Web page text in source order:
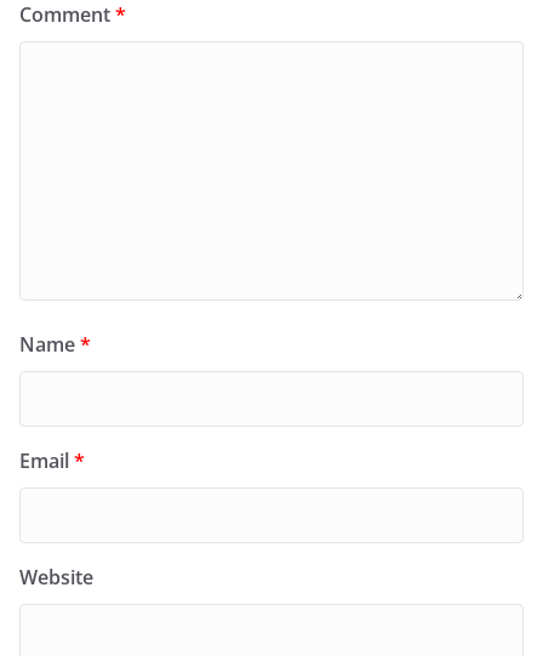
Comment*
Name*
Email*
Website